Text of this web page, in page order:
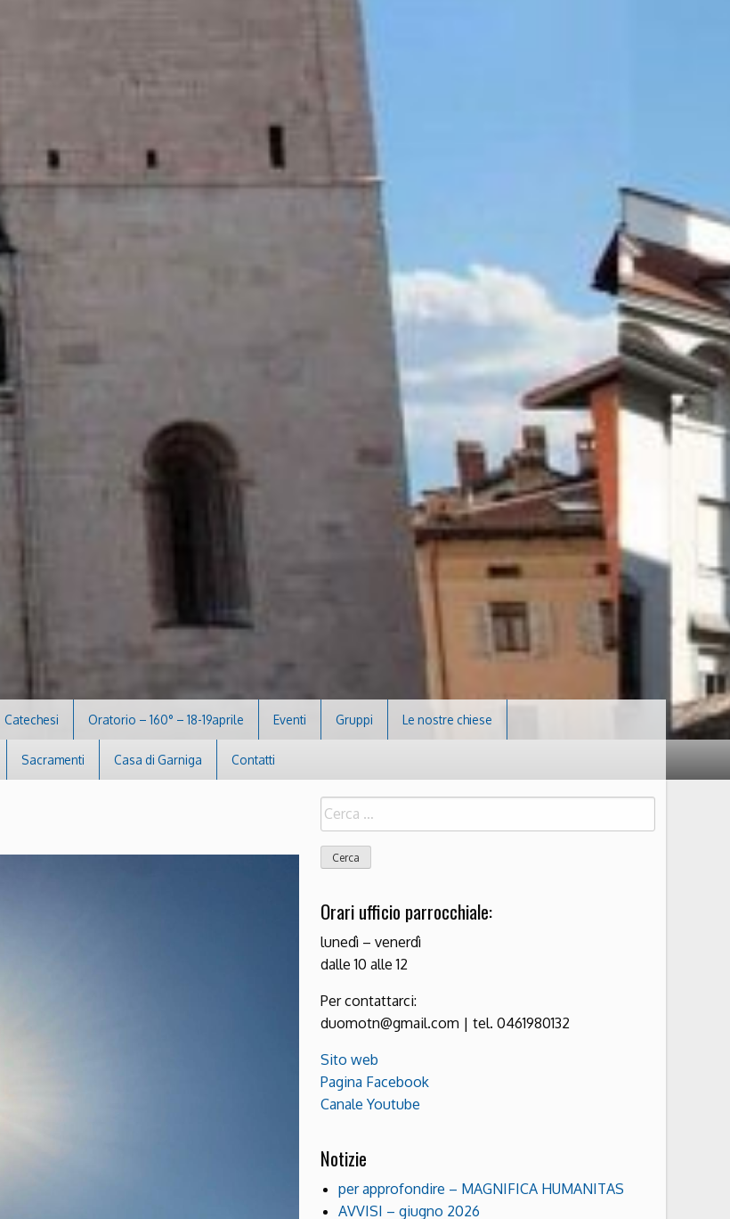
Catechesi Oratorio – 160° – 18-19aprile Eventi Gruppi Le nostre chiese
Sacramenti Casa di Garniga Contatti
Ricerca
per:
Orari ufficio parrocchiale:
lunedì – venerdì
dalle 10 alle 12
Per contattarci:
duomotn@gmail.com | tel. 0461980132
Sito web
Pagina Facebook
Canale Youtube
Notizie
per approfondire – MAGNIFICA HUMANITAS
AVVISI – giugno 2026